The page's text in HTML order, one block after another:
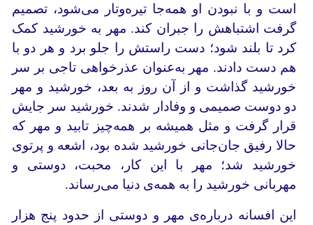
است و با نبودن او همه‌جا تیره‌وتار می‌شود، تصمیم
گرفت اشتباهش را جبران کند. مهر به خورشید کمک
کرد تا بلند شود؛ دست راستش را جلو برد و هر دو با
هم دست دادند. مهر به‌عنوان عذرخواهی تاجی بر سر
خورشید گذاشت و از آن روز به بعد، خورشید و مهر
دو دوست صمیمی و وفادار شدند. خورشید سر جایش
قرار گرفت و مثل همیشه بر همه‌چیز ‌تابید و مهر که
حالا رفیق جان‌جانی خورشید شده بود، اشعه و پرتوی
خورشید شد؛ مهر با این کار، محبت، دوستی و
مهربانی خورشید را به همه‌ی دنیا می‌رساند.
این افسانه درباره‌ی مهر و دوستی از حدود پنج هزار